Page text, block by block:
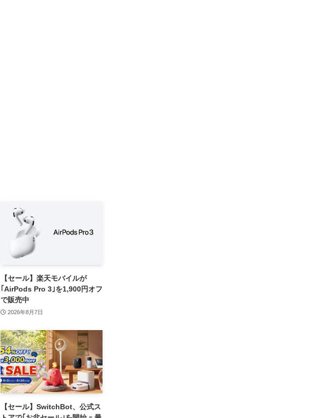
【セール】楽天モバイルが
｢AirPods Pro 3｣を1,900円オフ
で販売中
2026年8月7日
【セール】SwitchBot、公式ス